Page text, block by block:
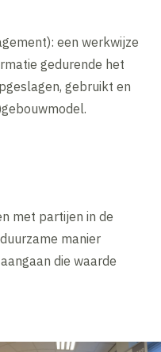
een werkwijze
gedurende het
gebruikt en
met partijen in de
manier
die waarde